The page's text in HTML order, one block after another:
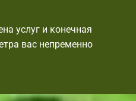
услуг и конечная
вас непременно